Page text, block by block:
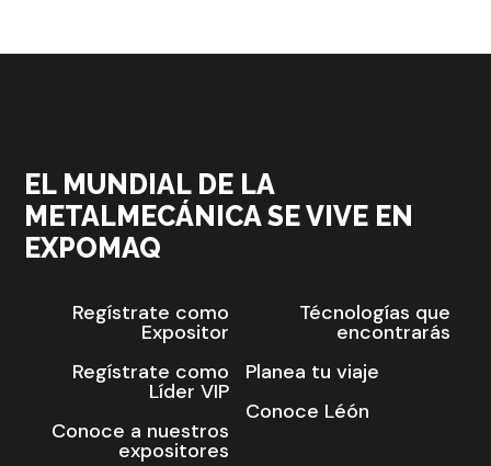
EL MUNDIAL DE LA
METALMECÁNICA SE VIVE EN
EXPOMAQ
Regístrate como
Expositor
Regístrate como
Líder VIP
Conoce a nuestros
expositores
Técnologías que
encontrarás
Planea tu viaje
Conoce Léón